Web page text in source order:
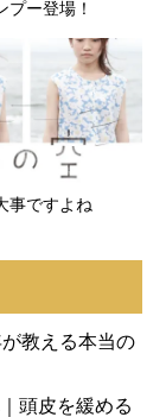
プー登場！
事ですよね
教える本当の
頭皮を緩める